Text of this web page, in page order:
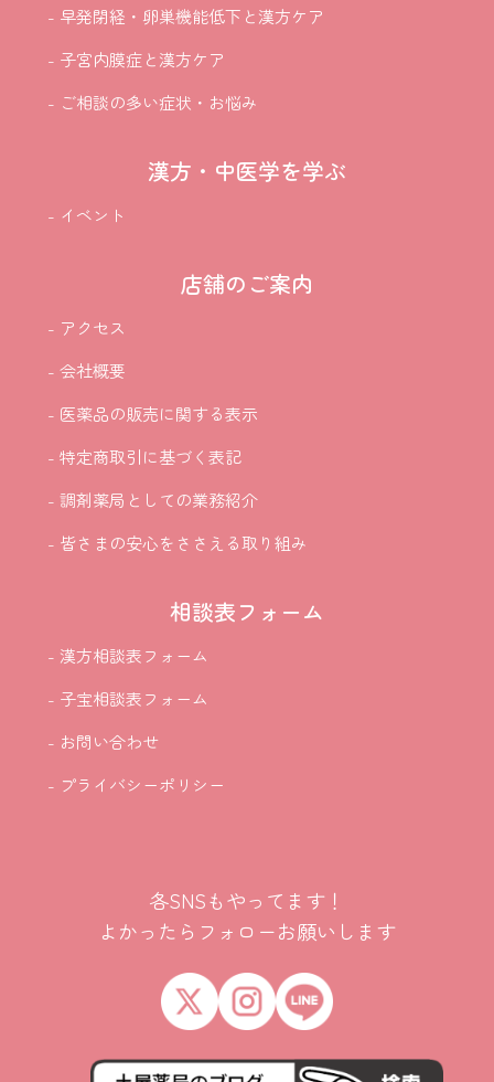
- 早発閉経・卵巣機能低下と漢方ケア
- 子宮内膜症と漢方ケア
- ご相談の多い症状・お悩み
漢方・中医学を学ぶ
- イベント
店舗のご案内
- アクセス
- 会社概要
- 医薬品の販売に関する表示
- 特定商取引に基づく表記
- 調剤薬局としての業務紹介
- 皆さまの安心をささえる取り組み
相談表フォーム
- 漢方相談表フォーム
- 子宝相談表フォーム
- お問い合わせ
- プライバシーポリシー
各SNSもやってます！
よかったらフォローお願いします